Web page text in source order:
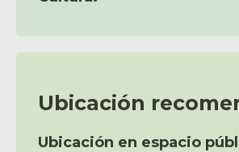
Ubicación
Ubicación en espacio